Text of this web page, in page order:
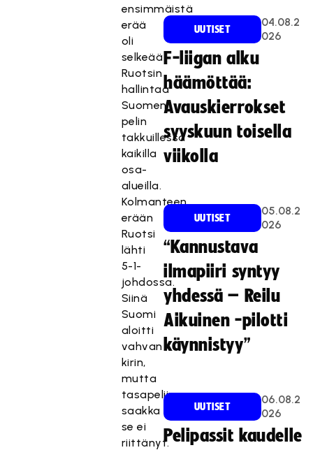
ensimmäistä
erää
oli
selkeää
Ruotsin
hallintaa
Suomen
pelin
takkuillessa
kaikilla
osa-
alueilla.
Kolmanteen
erään
Ruotsi
lähti
5-1-
johdossa.
Siinä
Suomi
aloitti
vahvan
kirin,
mutta
tasapeliin
saakka
se ei
riittänyt.
UUTISET
04.08.2
026
F-liigan alku
häämöttää:
Avauskierrokset
syyskuun toisella
viikolla
UUTISET
05.08.2
026
“Kannustava
ilmapiiri syntyy
yhdessä – Reilu
Aikuinen -pilotti
käynnistyy”
UUTISET
06.08.2
026
Pelipassit kaudelle